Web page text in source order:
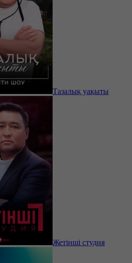
Тазалық уақыты
Жетінші студия